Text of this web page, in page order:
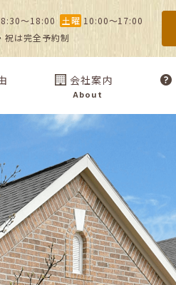
8:30〜18:00 土曜 10:00〜17:00
は完全予約制
会社案内
About